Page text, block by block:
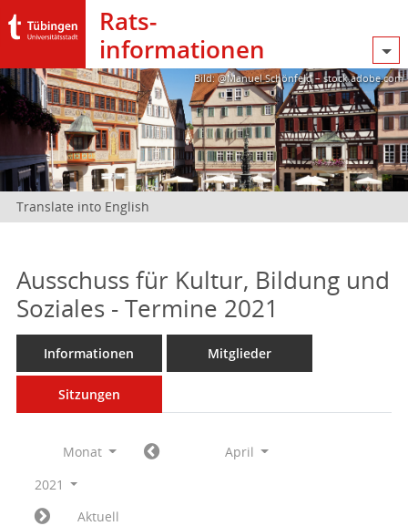
Rats­
informationen
Bild: @Manuel Schönfeld – stock.adobe.com
Translate into English
Ausschuss für Kultur, Bildung und
Soziales - Termine 2021
Informationen Mitglieder
Sitzungen
Monat
April
2021
Aktuell